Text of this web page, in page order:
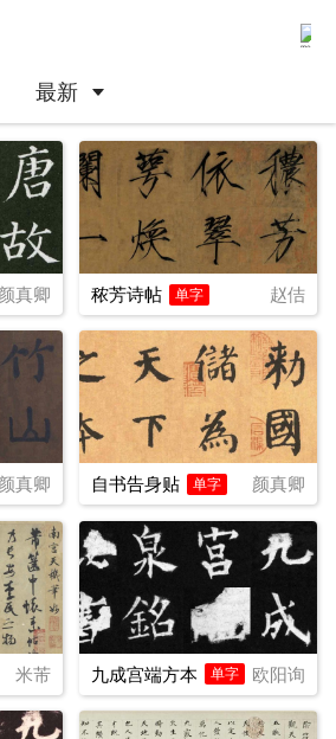
最新
颜真卿 秾芳诗帖 单字 赵佶
颜真卿 自书告身贴 单字 颜真卿
米芾 九成宫端方本 单字 欧阳询